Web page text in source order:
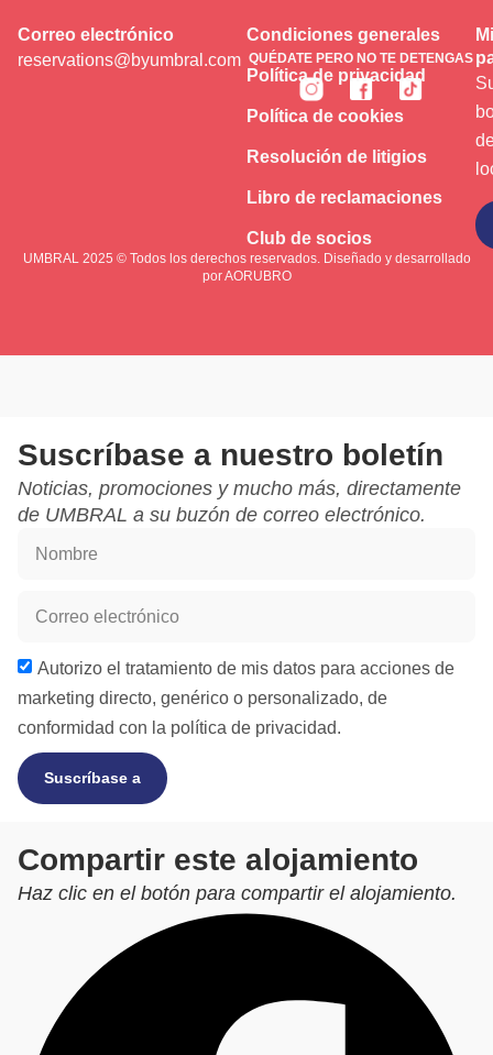
QUÉDATE PERO NO TE DETENGAS
Condiciones generales
Política de privacidad
Política de cookies
Resolución de litigios
Libro de reclamaciones
Club de socios
Correo electrónico
reservations@byumbral.com
UMBRAL 2025 © Todos los derechos reservados. Diseñado y desarrollado
porAORUBRO
Suscríbase a nuestro boletín
Noticias, promociones y mucho más, directamente
de UMBRAL a su buzón de correo electrónico.
Autorizo el tratamiento de mis datos para acciones de
marketing directo, genérico o personalizado, de
conformidad con la política de privacidad.
Suscríbase a
Compartir este alojamiento
Haz clic en el botón para compartir el alojamiento.